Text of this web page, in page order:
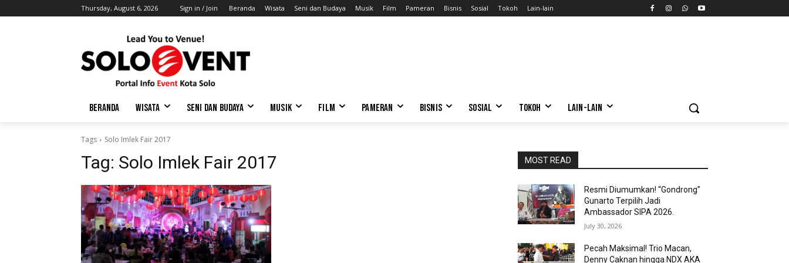
Thursday, August 6, 2026 Sign in / Join Beranda Wisata Seni dan Budaya Musik Film Pameran Bisnis Sosial Tokoh Lain-lain
BERANDA WISATA SENI DAN BUDAYA MUSIK FILM PAMERAN BISNIS SOSIAL TOKOH LAIN-LAIN
Tags Solo Imlek Fair 2017
Tag: Solo Imlek Fair 2017 MOST READ
Resmi Diumumkan! “Gondrong”
Gunarto Terpilih Jadi
Ambassador SIPA 2026.
July 30, 2026
Pecah Maksimal! Trio Macan,
Denny Caknan hingga NDX AKA